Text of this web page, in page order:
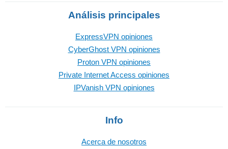
Análisis principales
ExpressVPN opiniones
CyberGhost VPN opiniones
Proton VPN opiniones
Private Internet Access opiniones
IPVanish VPN opiniones
Info
Acerca de nosotros